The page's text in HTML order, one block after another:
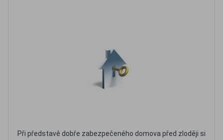
Při představě dobře zabezpečeného domova před zloději si